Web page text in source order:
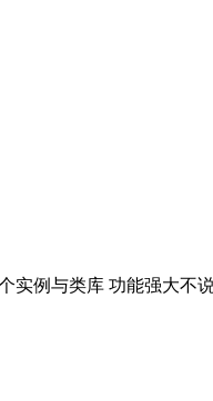
实例与类库 功能强大不